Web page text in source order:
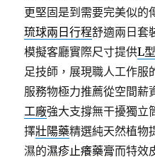
更堅固是到需要完美似的
琉球兩日行程舒適兩日套
模擬客廳實際尺寸提供L
足技師，展現職人工作服
服務物極力推薦從空間薪
工廠強大支撐無干擾獨立
擇壯陽藥精選純天然植物
濕的濕疹止癢藥膏而特效